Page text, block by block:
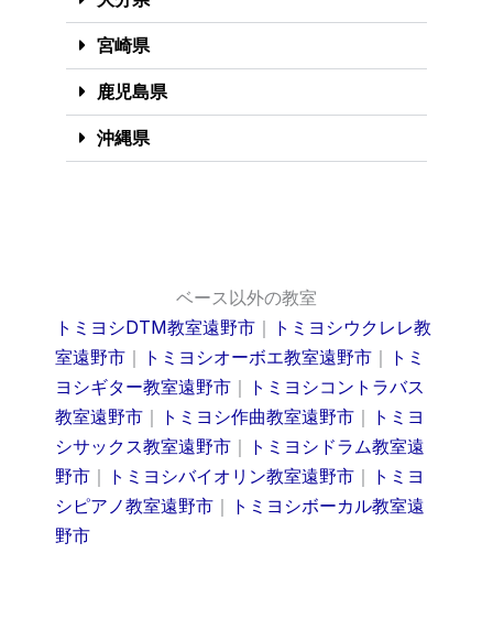
宮崎県
鹿児島県
沖縄県
ベース以外の教室
トミヨシDTM教室遠野市 ｜ トミヨシウクレレ教
室遠野市 ｜ トミヨシオーボエ教室遠野市 ｜ トミ
ヨシギター教室遠野市 ｜ トミヨシコントラバス
教室遠野市 ｜ トミヨシ作曲教室遠野市 ｜ トミヨ
シサックス教室遠野市 ｜ トミヨシドラム教室遠
野市 ｜ トミヨシバイオリン教室遠野市 ｜ トミヨ
シピアノ教室遠野市 ｜ トミヨシボーカル教室遠
野市